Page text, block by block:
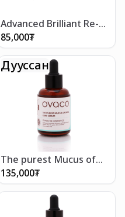
Advanced Brilliant Re-
Хөгшрөлтийн эсрэг тос
30мл
85,000₮
Дууссан
The purest Mucus of
snail- Эмгэн хумсны
чийгшүүлэх серум 50мл
135,000₮